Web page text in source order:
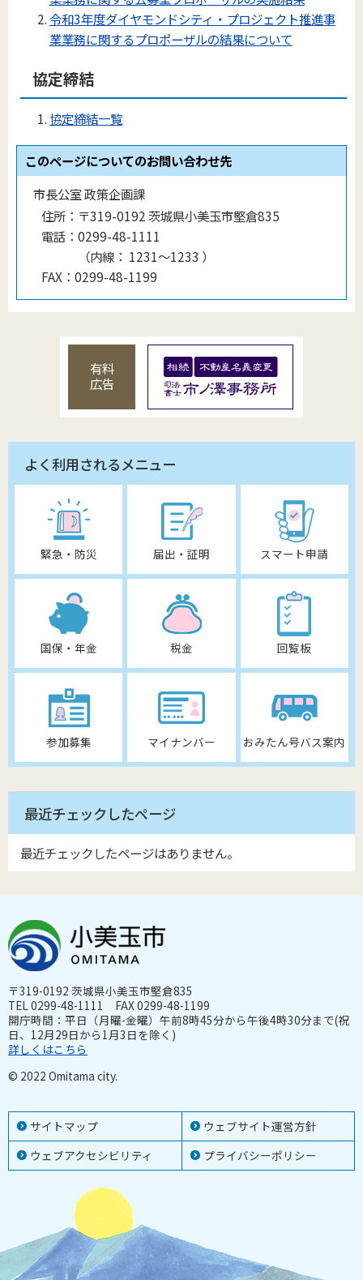
令和3年度ダイヤモンドシティ・プロジェクト推進事
業業務に関するプロポーザルの結果について
協定締結
協定締結一覧
このページについてのお問い合わせ先
市長公室 政策企画課
住所： 〒319-0192 茨城県小美玉市堅倉835
電話： 0299-48-1111
（内線 ： 1231〜1233 ）
FAX： 0299-48-1199
有料
広告
よく利用されるメニュー
緊急・防災 届出・証明 スマート申請
国保・年金 税金 回覧板
参加募集 マイナンバー おみたん号バス案内
最近チェックしたページ
最近チェックしたページはありません。
サイトマップ
ウェブサイト運営方針
ウェブアクセシビリティ
プライバシーポリシー
〒319-0192 茨城県小美玉市堅倉835
TEL 0299-48-1111 FAX 0299-48-1199
開庁時間：平日（月曜-金曜）午前8時45分から午後4時30分まで(祝
日、12月29日から1月3日を除く)
詳しくはこちら
© 2022 Omitama city.